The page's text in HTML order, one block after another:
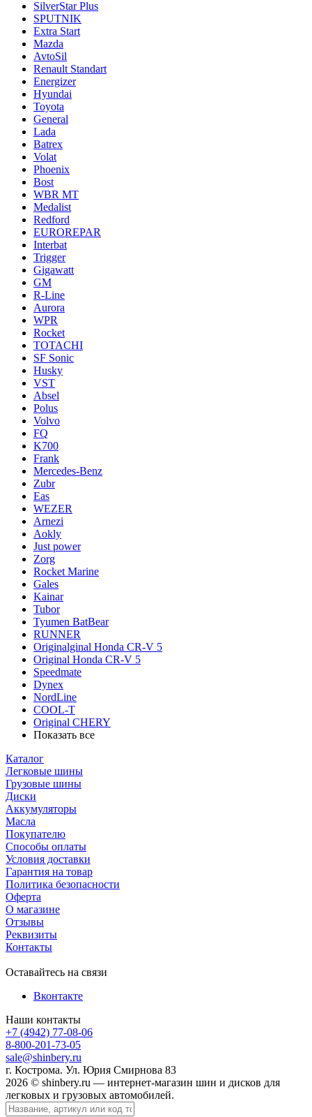
SilverStar Plus
SPUTNIK
Extra Start
Mazda
AvtoSil
Renault Standart
Energizer
Hyundai
Toyota
General
Lada
Batrex
Volat
Phoenix
Bost
WBR MT
Medalist
Redford
EUROREPAR
Interbat
Trigger
Gigawatt
GM
R-Line
Aurora
WPR
Rocket
TOTACHI
SF Sonic
Husky
VST
Absel
Polus
Volvo
FQ
K700
Frank
Mercedes-Benz
Zubr
Eas
WEZER
Arnezi
Aokly
Just power
Zorg
Rocket Marine
Gales
Kainar
Tubor
Tyumen BatBear
RUNNER
Originalginal Honda CR-V 5
Original Honda CR-V 5
Speedmate
Dynex
NordLine
COOL-T
Original СHERY
Показать все
Каталог
Легковые шины
Грузовые шины
Диски
Аккумуляторы
Масла
Покупателю
Способы оплаты
Условия доставки
Гарантия на товар
Политика безопасности
Оферта
О магазине
Отзывы
Реквизиты
Контакты
Оставайтесь на связи
Вконтакте
Наши контакты
+7 (4942) 77-08-06
8-800-201-73-05
sale@shinbery.ru
г. Кострома. Ул. Юрия Смирнова 83
2026 © shinbery.ru — интернет-магазин шин и дисков для
легковых и грузовых автомобилей.